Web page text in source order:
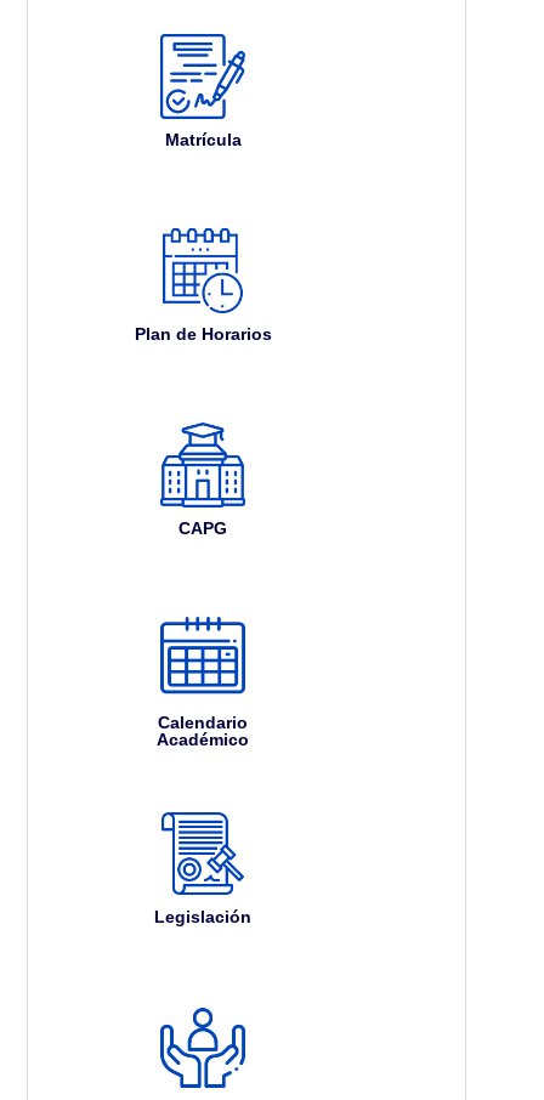
Matrícula
Plan de Horarios
CAPG
Calendario
Académico
Legislación